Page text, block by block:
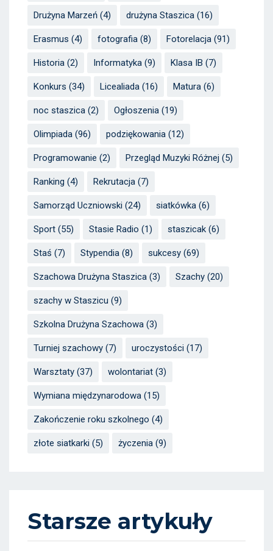
Drużyna Marzeń (4) drużyna Staszica (16)
Erasmus (4) fotografia (8) Fotorelacja (91)
Historia (2) Informatyka (9) Klasa IB (7)
Konkurs (34) Licealiada (16) Matura (6)
noc staszica (2) Ogłoszenia (19)
Olimpiada (96) podziękowania (12)
Programowanie (2) Przegląd Muzyki Różnej (5)
Ranking (4) Rekrutacja (7)
Samorząd Uczniowski (24) siatkówka (6)
Sport (55) Stasie Radio (1) staszicak (6)
Staś (7) Stypendia (8) sukcesy (69)
Szachowa Drużyna Staszica (3) Szachy (20)
szachy w Staszicu (9)
Szkolna Drużyna Szachowa (3)
Turniej szachowy (7) uroczystości (17)
Warsztaty (37) wolontariat (3)
Wymiana międzynarodowa (15)
Zakończenie roku szkolnego (4)
złote siatkarki (5) życzenia (9)
Starsze artykuły